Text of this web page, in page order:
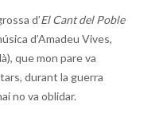
d’El Cant del Poble
d’Amadeu Vives,
que mon pare va
durant la guerra
no va oblidar.